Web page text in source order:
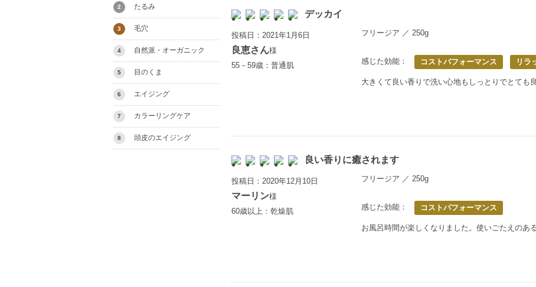
デッカイ
投稿日：2021年1月6日
良恵さん様
55－59歳：普通肌
フリージア ／ 250g
感じた効能： コストパフォーマンス リラ
大きくて良い香りで洗い心地もしっとりでとても
良い香りに癒されます
投稿日：2020年12月10日
マーリン様
60歳以上：乾燥肌
フリージア ／ 250g
感じた効能： コストパフォーマンス
お風呂時間が楽しくなりました。使いごたえのあ
2 たるみ
3 毛穴
4 自然派・オーガニック
5 目のくま
6 エイジング
7 カラーリングケア
8 頭皮のエイジング